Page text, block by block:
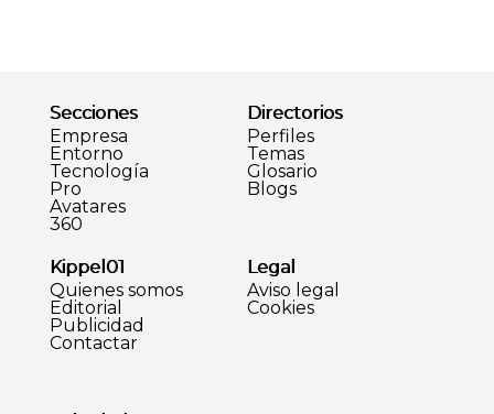
Secciones
Empresa
Entorno
Tecnología
Pro
Avatares
360
Directorios
Perfiles
Temas
Glosario
Blogs
Kippel01
Quienes somos
Editorial
Publicidad
Contactar
Legal
Aviso legal
Cookies